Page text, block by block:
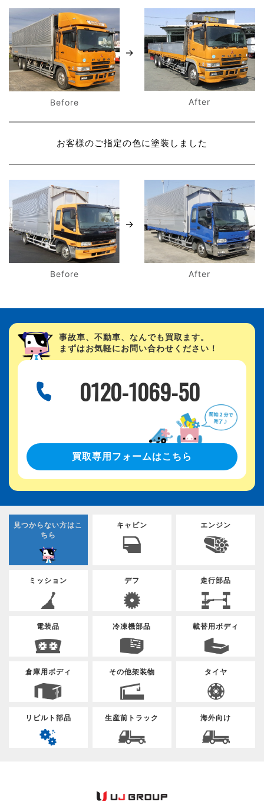
Before After
お客様のご指定の色に塗装しました
Before After
事故車、不動車、なんでも買取ます。
まずはお気軽にお問い合わせください！
0120-1069-50
買取専用フォームはこちら
見つからない方はこ
ちら
キャビン エンジン
ミッション デフ 走行部品
電装品 冷凍機部品 載替用ボディ
倉庫用ボディ その他架装物 タイヤ
リビルト部品 生産前トラック 海外向け